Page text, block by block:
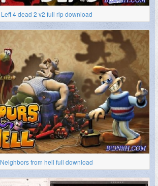
Left 4 dead 2 v2 full rip download
Neighbors from hell full download